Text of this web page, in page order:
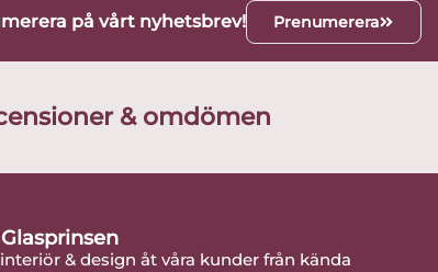
på vårt nyhetsbrev! Prenumerera
& omdömen
& design åt våra kunder från kända